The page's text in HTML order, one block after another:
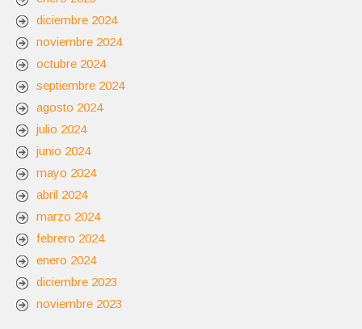
diciembre 2024
noviembre 2024
octubre 2024
septiembre 2024
agosto 2024
julio 2024
junio 2024
mayo 2024
abril 2024
marzo 2024
febrero 2024
enero 2024
diciembre 2023
noviembre 2023